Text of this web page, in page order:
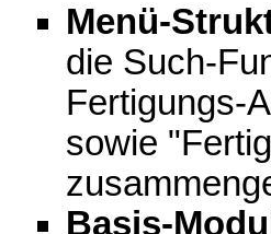
Menü-
die Such-
Fertigungs-
sowie
Basis-